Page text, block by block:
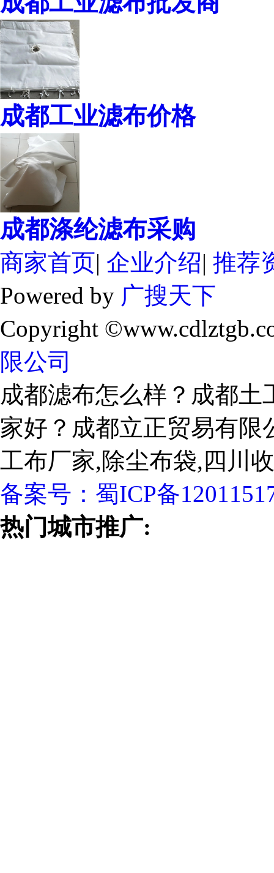
成都工业滤布价格
成都涤纶滤布采购
商家首页| 企业介绍| 推荐
Powered by 广搜天下
Copyright
限公司
成都滤布怎么样？成都
家好？成都立正贸易有
工布厂家,除尘布袋,四川
备案号： 蜀ICP备
热门城市推广: